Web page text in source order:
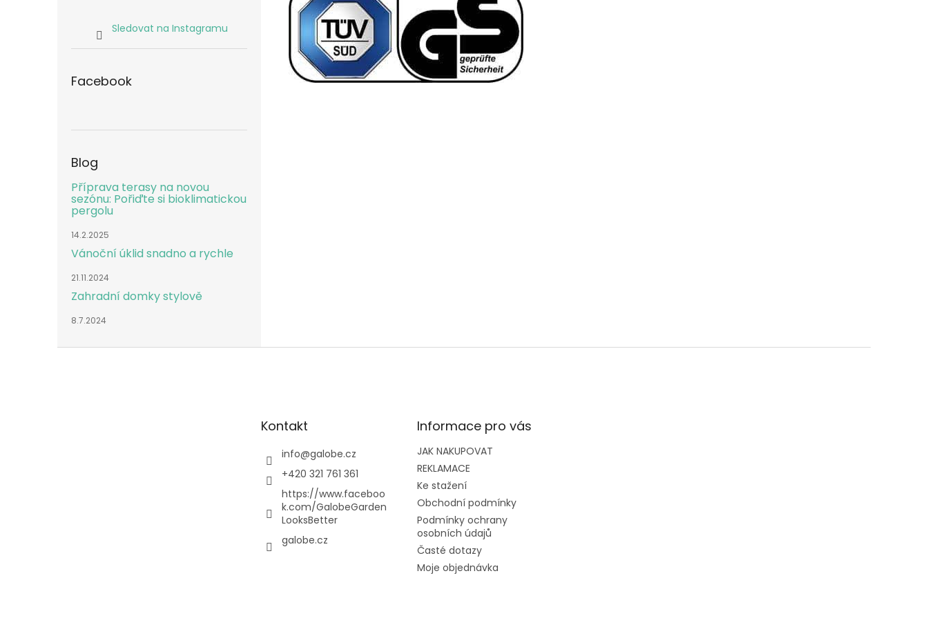
Sledovat na Instagramu
Facebook
Blog
Příprava terasy na novou
sezónu: Pořiďte si bioklimatickou
pergolu
14.2.2025
Vánoční úklid snadno a rychle
21.11.2024
Zahradní domky stylově
8.7.2024
Kontakt
info@galobe.cz
+420 321 761 361
https://www.faceboo
k.com/GalobeGarden
LooksBetter
galobe.cz
Informace pro vás
JAK NAKUPOVAT
REKLAMACE
Ke stažení
Obchodní podmínky
Podmínky ochrany
osobních údajů
Časté dotazy
Moje objednávka